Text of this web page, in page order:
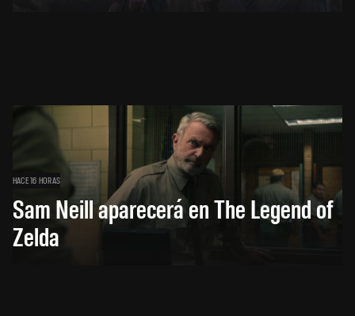
HACE 16 HORAS
Sam Neill aparecerá en The Legend of
Zelda